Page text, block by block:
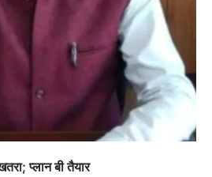
प्लान बी तैयार
में आयोजित सेवा पखवाड़ा शिविर में 954 लोगों
प्रतिभाग जिलाधिकारी अंशुल सिंह…
कुमाऊं ख़बरें धार्मिक
देवी मंदिर में श्रीमद्भागवत कथा के चतुर्थ
धूमधाम से मनाया गया श्रीकृष्ण जन्मोत्सव,
मंत्री कैलाश पंत ने किया कथा श्रवण
August 6, 2026
श्रीमद्भागवत कथा के चतुर्थ दिवस गुरुवार को…